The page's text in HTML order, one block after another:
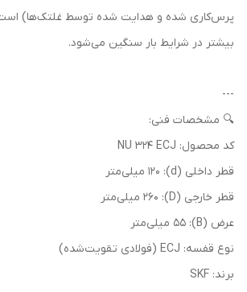
پرس‌کاری شده و هدایت شده توسط غلتک‌ها)
بیشتر در شرایط بار سنگین می‌شود.
---
🔍 مشخصات فنی:
کد محصول: NU 324 ECJ
قطر داخلی (d): 120 میلی‌متر
قطر خارجی (D): 260 میلی‌متر
عرض (B): 55 میلی‌متر
نوع قفسه: ECJ (فولادی تقویت‌شده)
برند: SKF